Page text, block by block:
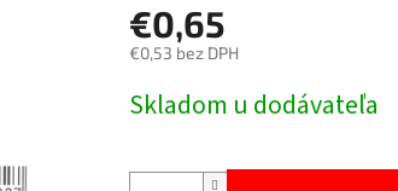
€0,65
€0,53 bez DPH
cena:
Skladom u dodávateľa